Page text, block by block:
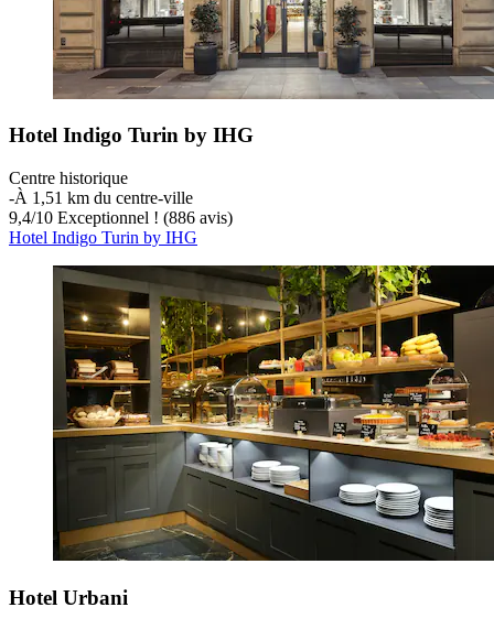
Hotel Indigo Turin by IHG
Centre historique
‐À 1,51 km du centre-ville
9,4/10 Exceptionnel ! (886 avis)
Hotel Indigo Turin by IHG
Hotel Urbani